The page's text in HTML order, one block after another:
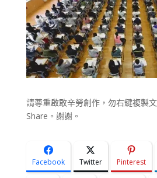
請尊重啟敢辛勞創作，勿右鍵複製
Share。謝謝。
Facebook Twitter Pinterest